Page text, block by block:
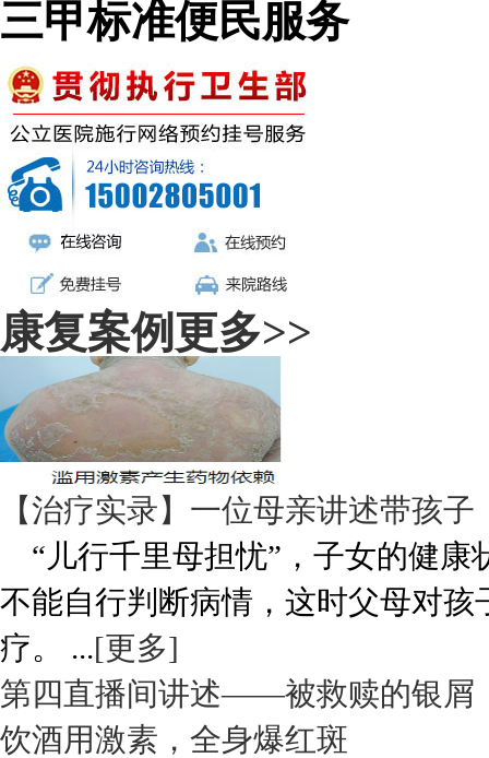
三甲标准便民服务
康复案例更多>>
【治疗实录】一位母亲讲述带孩子
“儿行千里母担忧”，子女的健康
不能自行判断病情，这时父母对
疗。 ...[更多]
第四直播间讲述——被救赎的银屑
饮酒用激素，全身爆红斑